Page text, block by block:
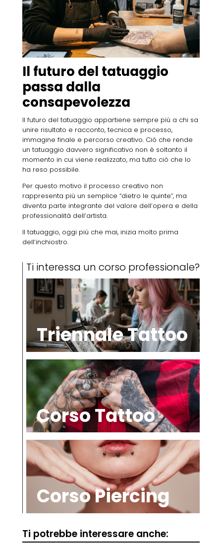
Il futuro del tatuaggio
passa dalla
consapevolezza
Il futuro del tatuaggio appartiene sempre più a chi sa
unire risultato e racconto, tecnica e processo,
immagine finale e percorso creativo. Ciò che rende
un tatuaggio davvero significativo non è soltanto il
momento in cui viene realizzato, ma tutto ciò che lo
ha reso possibile.
Per questo motivo il processo creativo non
rappresenta più un semplice “dietro le quinte”, ma
diventa parte integrante del valore dell’opera e della
professionalità dell’artista.
Il tatuaggio, oggi più che mai, inizia molto prima
dell’inchiostro.
Ti interessa un corso professionale?
Triennale Tattoo
Corso Tattoo
Corso Piercing
Ti potrebbe interessare anche: